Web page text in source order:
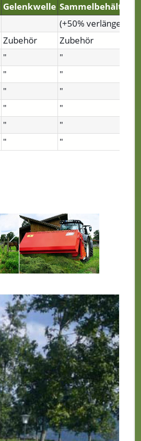
Gelenkwelle Sammelbehälter
(+50% verlängert)
Zubehör
Zubehör
"
"
"
"
"
"
"
"
"
"
" "